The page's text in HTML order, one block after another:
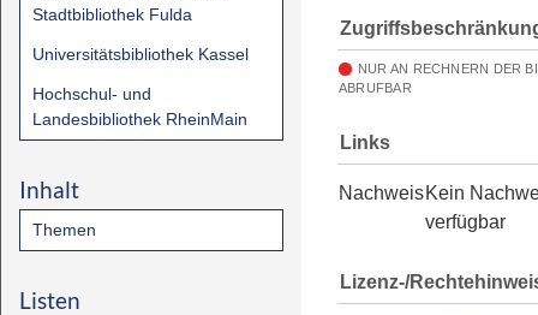
Stadtbibliothek Fulda
Universitätsbibliothek Kassel
Hochschul- und
Landesbibliothek RheinMain
Inhalt
Themen
Listen
NUR AN RECHNERN DER
ABRUFBAR
Links
NachweisKein
verfügbar
Lizenz-/